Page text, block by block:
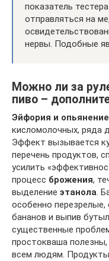
показатель
отправляться на
нервы. Подобные
Можно ли за
пиво –
Эйфория и опьянение
кисломолочных, ряда
Эффект вызывается
перечень продуктов,
усилить
процесс брожения,
выделение этанола.
особенно
бананов и выпив
существенные
простокваша
всем людям.